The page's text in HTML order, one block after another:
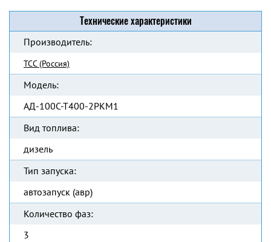
Технические характеристики
Производитель:
ТСС (Россия)
Модель:
АД-100С-Т400-2РКМ1
Вид топлива:
дизель
Тип запуска:
автозапуск (авр)
Количество фаз:
3